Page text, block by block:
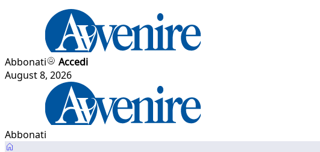
Abbonati
Accedi
August 8, 2026
Abbonati